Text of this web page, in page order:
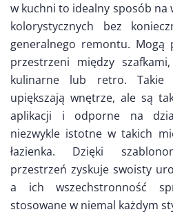
w kuchni to idealny sposób na
kolorystycznych bez
generalnego remontu. Mogą
przestrzeni między
kulinarne lub retro. Takie
upiększają wnętrze, ale są
aplikacji i odporne na
niezwykle istotne w takich
łazienka. Dzięki
przestrzeń zyskuje swoisty
a ich wszechstronność
stosowane w niemal każdym